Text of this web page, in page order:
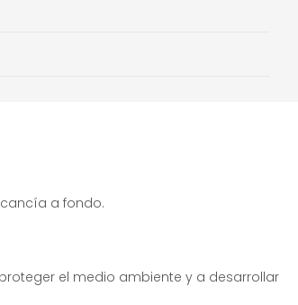
a fondo.
el medio ambiente y a desarrollar